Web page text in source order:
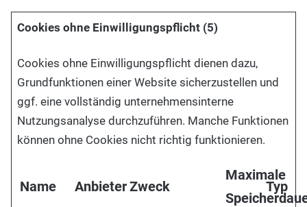
Cookies ohne Einwilligungspflicht (5)
Cookies ohne Einwilligungspflicht dienen dazu,
Grundfunktionen einer Website sicherzustellen und
ggf. eine vollständig unternehmensinterne
Nutzungsanalyse durchzuführen. Manche Funktionen
können ohne Cookies nicht richtig funktionieren.
Name AnbieterZweck
Maximale
Typ